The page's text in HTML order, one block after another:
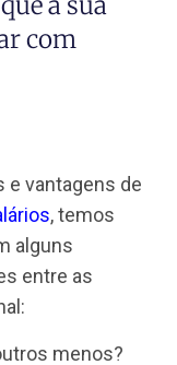
quanto
Leia
e vantagens
salários, temos